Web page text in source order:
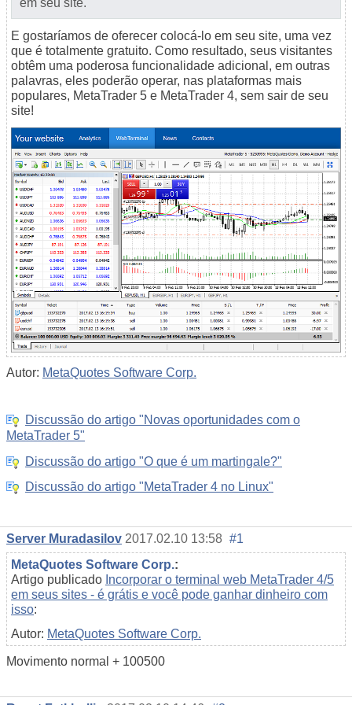
em seu site.
E gostaríamos de oferecer colocá-lo em seu site, uma vez
que é totalmente gratuito. Como resultado, seus visitantes
obtêm uma poderosa funcionalidade adicional, em outras
palavras, eles poderão operar, nas plataformas mais
populares, MetaTrader 5 e MetaTrader 4, sem sair de seu
site!
Autor: MetaQuotes Software Corp.
Discussão do artigo "Novas oportunidades com o
MetaTrader 5"
Discussão do artigo "O que é um martingale?"
Discussão do artigo "MetaTrader 4 no Linux"
Server Muradasilov 2017.02.10 13:58 #1
MetaQuotes Software Corp.:
Artigo publicado Incorporar o terminal web MetaTrader 4/5
em seus sites - é grátis e você pode ganhar dinheiro com
isso:
Autor: MetaQuotes Software Corp.
Movimento normal + 100500